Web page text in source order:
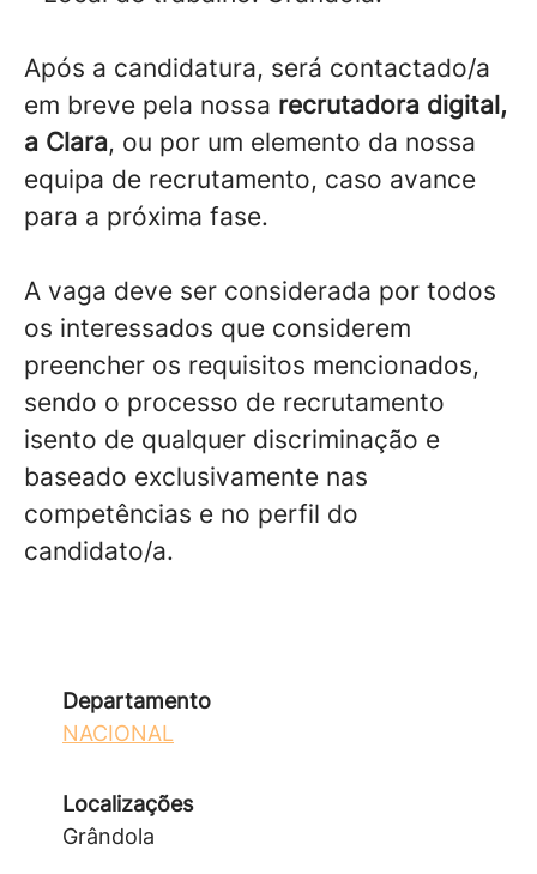
Após a candidatura, será contactado/a
em breve pela nossa recrutadora digital,
a Clara, ou por um elemento da nossa
equipa de recrutamento, caso avance
para a próxima fase.
A vaga deve ser considerada por todos
os interessados que considerem
preencher os requisitos mencionados,
sendo o processo de recrutamento
isento de qualquer discriminação e
baseado exclusivamente nas
competências e no perfil do
candidato/a.
Departamento
NACIONAL
Localizações
Grândola